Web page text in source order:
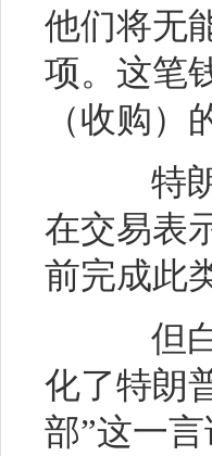
他们将无
项。这笔
（收购
特朗
在交易表
前完成此
但白
化了特朗
部”这一言